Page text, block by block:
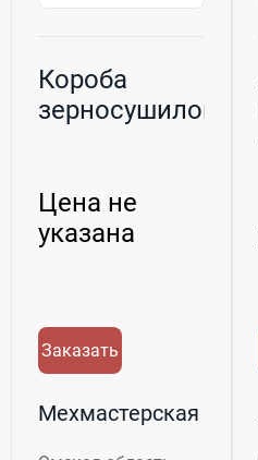
Короба
зерносушилок
Цена не
указана
Заказать
Мехмастерская